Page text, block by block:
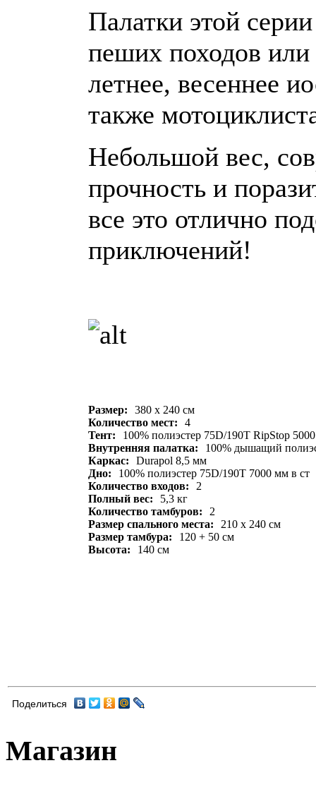
Палатки этой
пеших походов
летнее, весеннее
также
Небольшой вес,
прочность и
все это отлично
приключений!
Размер:
380 х 240 см
Количество мест:
4
Тент:
100% полиэстер 75D/190T RipStop
Внутренняя палатка:
100% дышащий
Каркас:
Durapol 8,5 мм
Дно:
100% полиэстер 75D/190T 7000 мм в ст
Количество входов:
2
Полный вес:
5,3 кг
Количество тамбуров:
2
Размер спального места:
210 х 240 см
Размер тамбура:
120 + 50 см
Высота:
140 см
Поделиться
Магазин